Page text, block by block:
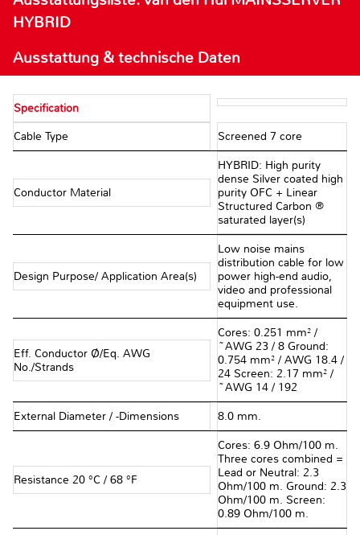
HYBRID
Ausstattung & technische Daten
Specification
Cable Type Screened 7 core
Conductor Material
HYBRID: High purity
dense Silver coated high
purity OFC + Linear
Structured Carbon ®
saturated layer(s)
Design Purpose/ Application Area(s)
Low noise mains
distribution cable for low
power high-end audio,
video and professional
equipment use.
Eff. Conductor Ø/Eq. AWG
No./Strands
Cores: 0.251 mm² /
~AWG 23 / 8 Ground:
0.754 mm² / AWG 18.4 /
24 Screen: 2.17 mm² /
~AWG 14 / 192
External Diameter / -Dimensions 8.0 mm.
Resistance 20 °C / 68 °F
Cores: 6.9 Ohm/100 m.
Three cores combined =
Lead or Neutral: 2.3
Ohm/100 m. Ground: 2.3
Ohm/100 m. Screen:
0.89 Ohm/100 m.